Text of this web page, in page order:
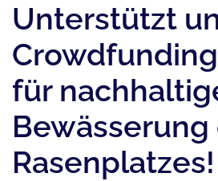
Unterstützt
für
Bewässerung
Rasenplatzes!